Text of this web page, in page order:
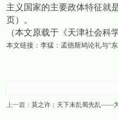
主义国家的主要政体特征就
页）。
（本文原载于《天津社会科
本文链接： 李猛：孟德斯鸠论礼与“
上一篇： 莫之许：天下未乱蜀先乱——